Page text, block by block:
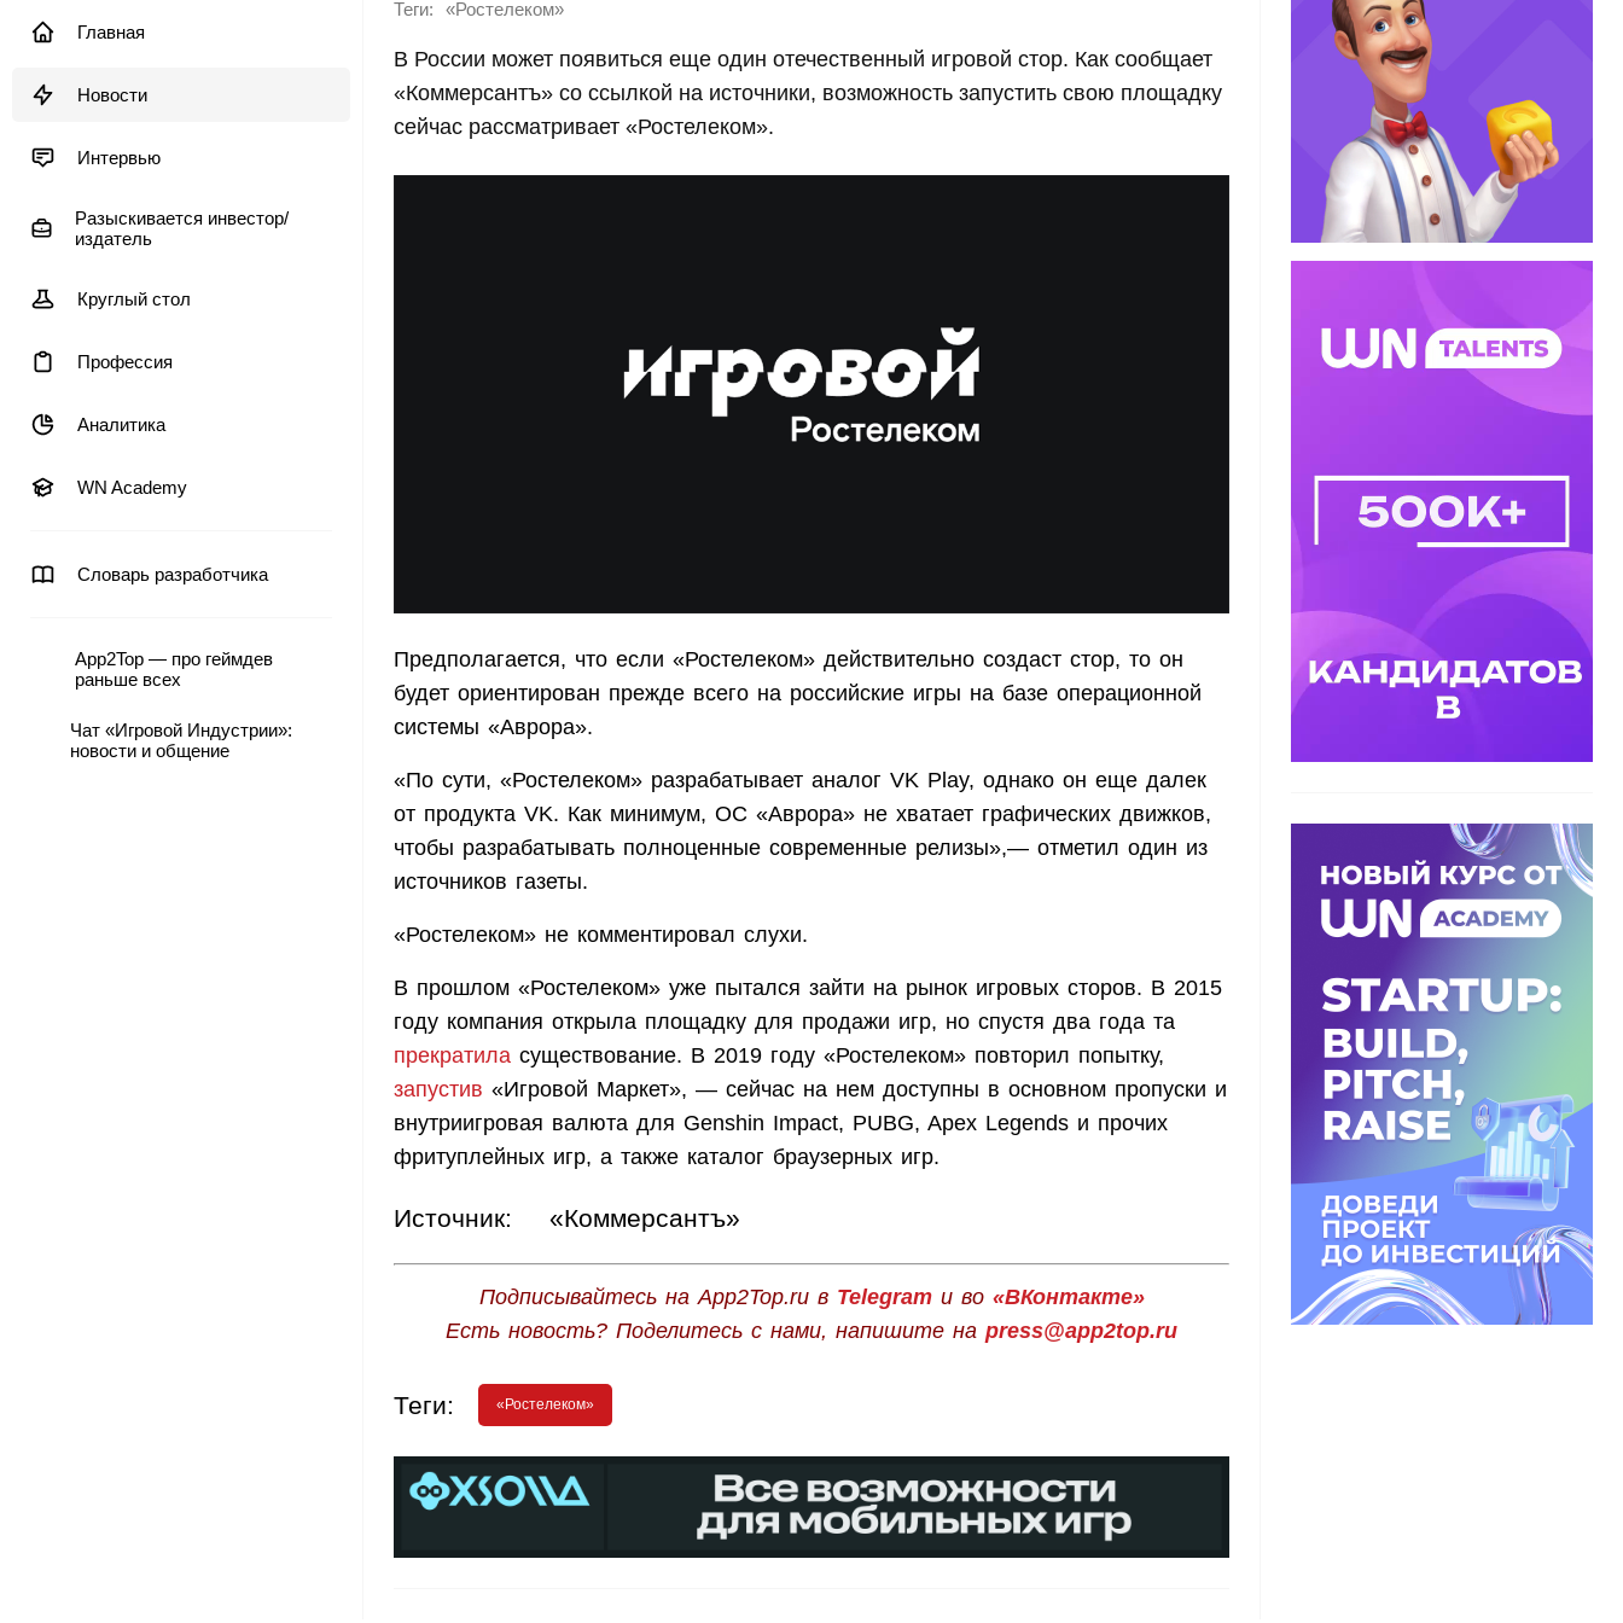
Главная
Новости
Интервью
Разыскивается инвестор/
издатель
Круглый стол
Профессия
Аналитика
WN Academy
Словарь разработчика
App2Top — про геймдев
раньше всех
Чат «Игровой Индустрии»:
новости и общение
Теги: «Ростелеком»
В России может появиться еще один отечественный игровой стор. Как сообщает
«Коммерсантъ» со ссылкой на источники, возможность запустить свою площадку
сейчас рассматривает «Ростелеком».
Предполагается, что если «Ростелеком» действительно создаст стор, то он
будет ориентирован прежде всего на российские игры на базе операционной
системы «Аврора».
«По сути, «Ростелеком» разрабатывает аналог VK Play, однако он еще далек
от продукта VK. Как минимум, ОС «Аврора» не хватает графических движков,
чтобы разрабатывать полноценные современные релизы»,— отметил один из
источников газеты.
«Ростелеком» не комментировал слухи.
В прошлом «Ростелеком» уже пытался зайти на рынок игровых сторов. В 2015
году компания открыла площадку для продажи игр, но спустя два года та
прекратила существование. В 2019 году «Ростелеком» повторил попытку,
запустив «Игровой Маркет», — сейчас на нем доступны в основном пропуски и
внутриигровая валюта для Genshin Impact, PUBG, Apex Legends и прочих
фритуплейных игр, а также каталог браузерных игр.
Источник: «Коммерсантъ»
Подписывайтесь на App2Top.ru в Telegramи во «ВКонтакте»
Есть новость? Поделитесь с нами, напишите на press@app2top.ru
Теги: «Ростелеком»